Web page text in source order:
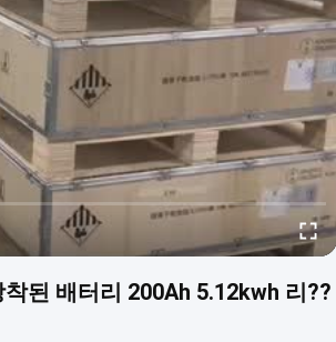
된 배터리 200Ah 5.12kwh 리??